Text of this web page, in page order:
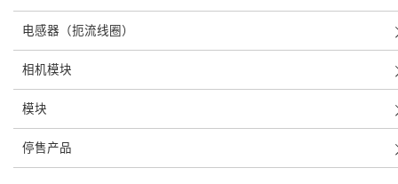
电感器（扼流线圈）
相机模块
模块
停售产品